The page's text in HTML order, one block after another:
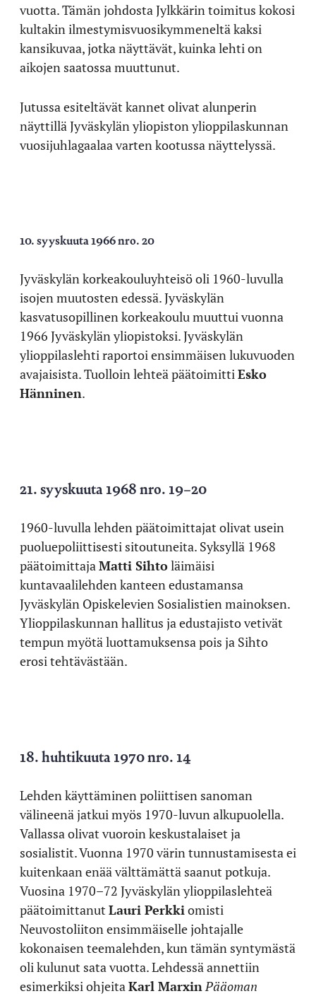
vuotta. Tämän johdosta Jylkkärin toimitus kokosi
kultakin ilmestymisvuosikymmeneltä kaksi
kansikuvaa, jotka näyttävät, kuinka lehti on
aikojen saatossa muuttunut.
Jutussa esiteltävät kannet olivat alunperin
näyttillä Jyväskylän yliopiston ylioppilaskunnan
vuosijuhlagaalaa varten kootussa näyttelyssä.
10. syyskuuta 1966 nro. 20
Jyväskylän korkeakouluyhteisö oli 1960-luvulla
isojen muutosten edessä. Jyväskylän
kasvatusopillinen korkeakoulu muuttui vuonna
1966 Jyväskylän yliopistoksi. Jyväskylän
ylioppilaslehti raportoi ensimmäisen lukuvuoden
avajaisista. Tuolloin lehteä päätoimittiEsko
Hänninen.
21. syyskuuta 1968 nro. 19–20
1960-luvulla lehden päätoimittajat olivat usein
puoluepoliittisesti sitoutuneita. Syksyllä 1968
päätoimittajaMatti Sihtoläimäisi
kuntavaalilehden kanteen edustamansa
Jyväskylän Opiskelevien Sosialistien mainoksen.
Ylioppilaskunnan hallitus ja edustajisto vetivät
tempun myötä luottamuksensa pois ja Sihto
erosi tehtävästään.
18. huhtikuuta 1970 nro. 14
Lehden käyttäminen poliittisen sanoman
välineenä jatkui myös 1970-luvun alkupuolella.
Vallassa olivat vuoroin keskustalaiset ja
sosialistit. Vuonna 1970 värin tunnustamisesta ei
kuitenkaan enää välttämättä saanut potkuja.
Vuosina 1970–72 Jyväskylän ylioppilaslehteä
päätoimittanut Lauri Perkkiomisti
Neuvostoliiton ensimmäiselle johtajalle
kokonaisen teemalehden, kun tämän syntymästä
oli kulunut sata vuotta. Lehdessä annettiin
esimerkiksi ohjeitaKarl MarxinPääoman